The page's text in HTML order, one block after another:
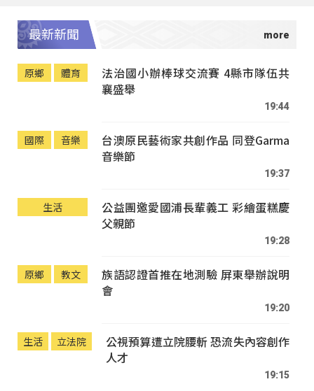
最新新聞
原鄉 體育
法治國小辦棒球交流賽 4縣市隊伍共
襄盛舉
19:44
國際 音樂
台澳原民藝術家共創作品 同登Garma
音樂節
19:37
生活
公益團邀愛國浦長輩義工 彩繪蛋糕慶
父親節
19:28
原鄉 教文
族語認證首推在地測驗 屏東舉辦說明
會
19:20
生活 立法院
公視預算遭立院腰斬 恐流失內容創作
人才
19:15